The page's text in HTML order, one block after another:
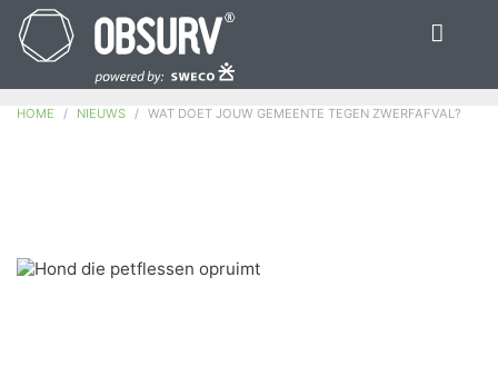
HOME NIEUWS WAT DOET JOUW GEMEENTE TEGEN ZWERFAFVAL?